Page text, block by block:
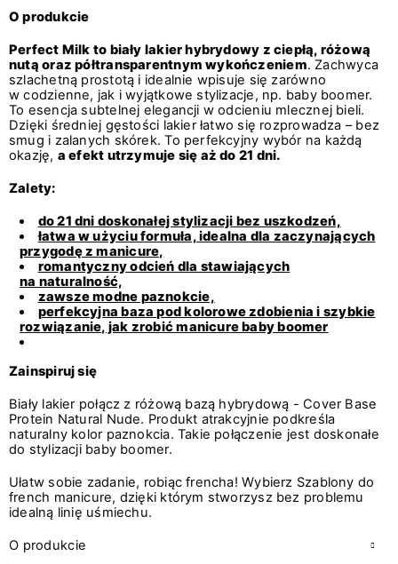
O produkcie
Perfect Milk to biały lakier hybrydowy z ciepłą, różową
nutą oraz półtransparentnym wykończeniem. Zachwyca
szlachetną prostotą i idealnie wpisuje się zarówno
w codzienne, jak i wyjątkowe stylizacje, np. baby boomer.
To esencja subtelnej elegancji w odcieniu mlecznej bieli.
Dzięki średniej gęstości lakier łatwo się rozprowadza – bez
smug i zalanych skórek. To perfekcyjny wybór na każdą
okazję, a efekt utrzymuje się aż do 21 dni.
Zalety:
do 21 dni doskonałej stylizacji bez uszkodzeń,
łatwa w użyciu formuła, idealna dla zaczynających
przygodę z manicure,
romantyczny odcień dla stawiających
na naturalność,
zawsze modne paznokcie,
perfekcyjna baza pod kolorowe zdobienia i szybkie
rozwiązanie, jak zrobić manicure baby boomer
Zainspiruj się
Biały lakier połącz z różową bazą hybrydową - Cover Base
Protein Natural Nude. Produkt atrakcyjnie podkreśla
naturalny kolor paznokcia. Takie połączenie jest doskonałe
do stylizacji baby boomer.
Ułatw sobie zadanie, robiąc frencha! Wybierz Szablony do
french manicure, dzięki którym stworzysz bez problemu
idealną linię uśmiechu.
O produkcie